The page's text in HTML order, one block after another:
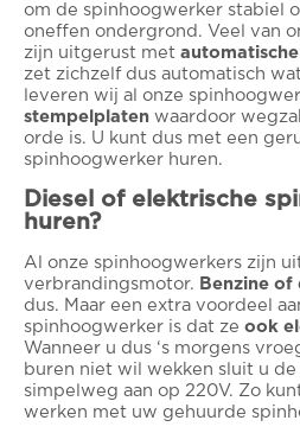
om de spinhoogwerker stabiel
oneffen ondergrond. Veel van
zijn uitgerust met
zet zichzelf dus automatisch
leveren wij al onze
stempelplaten waardoor
orde is. U kunt dus met een
spinhoogwerker huren.
Diesel of elektrische
huren?
Al onze spinhoogwerkers zijn
verbrandingsmotor. Benzine of
dus. Maar een extra voordeel
spinhoogwerker is dat ze ook
Wanneer u dus ‘s morgens
buren niet wil wekken sluit u
simpelweg aan op 220V. Zo
werken met uw gehuurde